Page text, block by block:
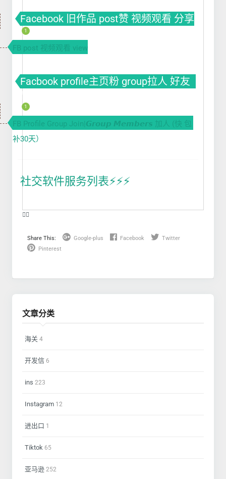
Facebook 旧作品 post赞 视频观看 分享
1
FB post 视频观看 view
Facbook profile主页粉 group拉人 好友
fb粉丝 fb涨粉
1
FB Profile Group Join|𝙂𝙧𝙤𝙪𝙥 𝙈𝙚𝙢𝙗𝙚𝙧𝙨 加人 (快 包
补30天）
社交软件服务列表⚡️⚡️⚡️
❤️‍🔥
Share This: Google-plus Facebook
Twitter
Pinterest
文章分类
海关 4
开发信 6
ins 223
Instagram 12
进出口 1
Tiktok 65
亚马逊 252